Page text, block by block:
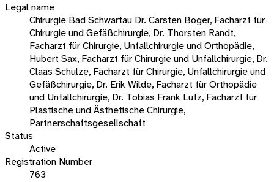
Legal name
Chirurgie Bad Schwartau Dr. Carsten Boger, Facharzt für
Chirurgie und Gefäßchirurgie, Dr. Thorsten Randt,
Facharzt für Chirurgie, Unfallchirurgie und Orthopädie,
Hubert Sax, Facharzt für Chirurgie und Unfallchirurgie, Dr.
Claas Schulze, Facharzt für Chirurgie, Unfallchirurgie und
Gefäßchirurgie, Dr. Erik Wilde, Facharzt für Orthopädie
und Unfallchirurgie, Dr. Tobias Frank Lutz, Facharzt für
Plastische und Ästhetische Chirurgie,
Partnerschaftsgesellschaft
Status
Active
Registration Number
763